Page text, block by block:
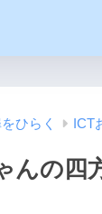
ひらく ICT
んの四